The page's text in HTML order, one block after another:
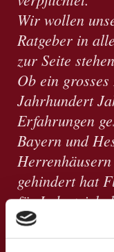
Wir wollen
Ratgeber in
zur Seite
Ob ein
Jahrhundert
Erfahrungen
Bayern und
gehindert hat
für
Zufriedenheit
Früher nannte